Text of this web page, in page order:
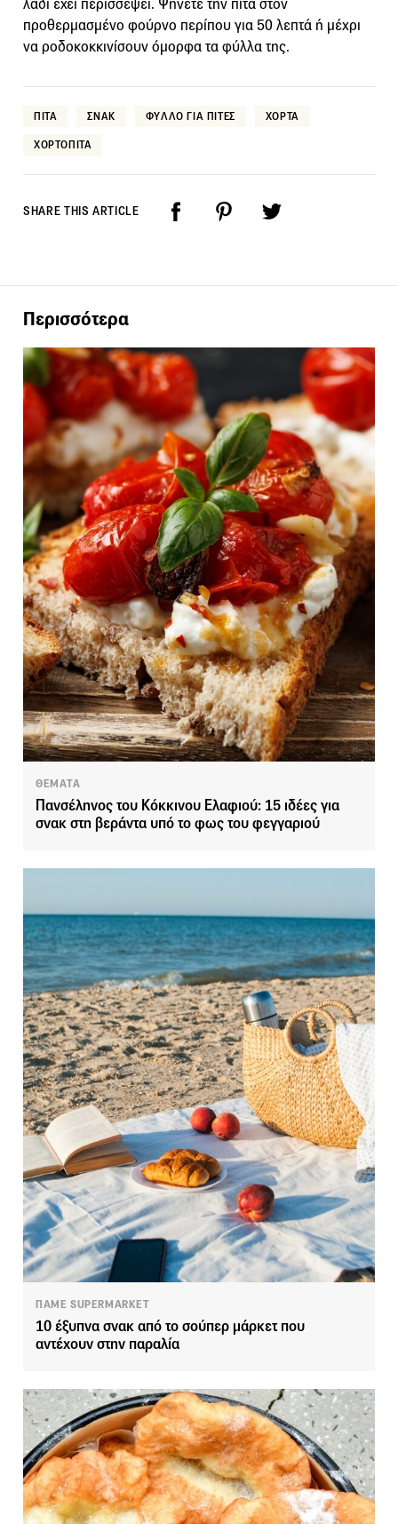
λάδι έχει περισσέψει. Ψήνετε την πίτα στον
προθερμασμένο φούρνο περίπου για 50 λεπτά ή μέχρι
να ροδοκοκκινίσουν όμορφα τα φύλλα της.
ΠΙΤΑ ΣΝΑΚ ΦΥΛΛΟ ΓΙΑ ΠΙΤΕΣ ΧΟΡΤΑ
ΧΟΡΤΟΠΙΤΑ
SHARE THIS ARTICLE
Περισσότερα
ΘΕΜΑΤΑ
Πανσέληνος του Κόκκινου Ελαφιού: 15 ιδέες για
σνακ στη βεράντα υπό το φως του φεγγαριού
ΠΑΜΕ SUPERMARKET
10 έξυπνα σνακ από το σούπερ μάρκετ που
αντέχουν στην παραλία